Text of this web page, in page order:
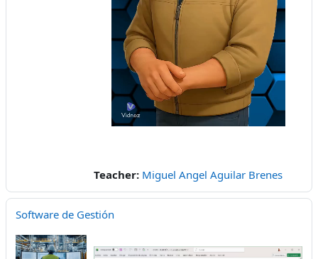
Video
Teacher: Miguel Angel Aguilar Brenes
Software de Gestión